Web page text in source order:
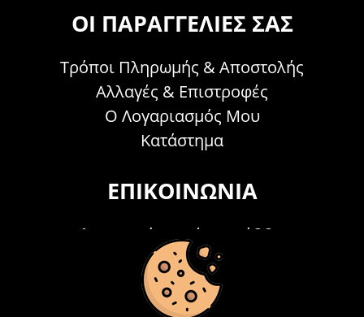
ΟΙ ΠΑΡΑΓΓΕΛΊΕΣ ΣΑΣ
Τρόποι Πληρωμής & Αποστολής
Αλλαγές & Επιστροφές
Ο Λογαριασμός Μου
Κατάστημα
ΕΠΙΚΟΙΝΩΝΊΑ
Τηλεφωνικά Δευτέρα - Σάββατο
09:00 - 15:00
Τ: 26214 00104
info@acosmetics.gr